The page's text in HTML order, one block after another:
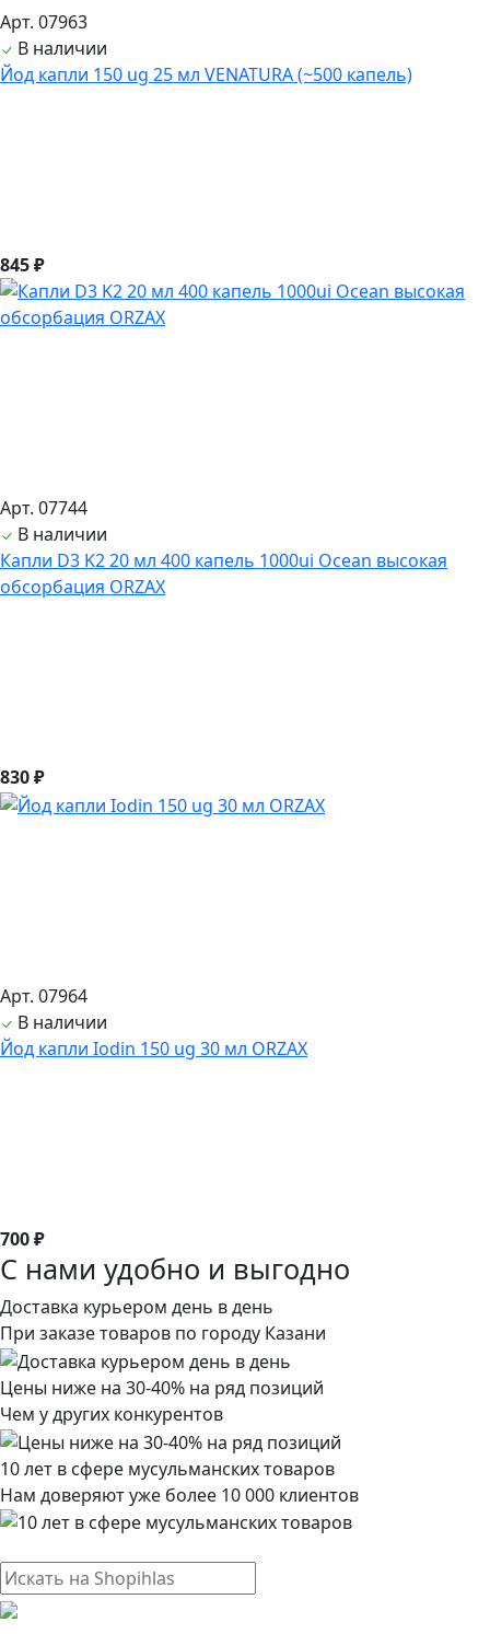
Арт. 07963
В наличии
Йод капли 150 ug 25 мл VENATURA (~500 капель)
845 ₽
Арт. 07744
В наличии
Капли D3 K2 20 мл 400 капель 1000ui Ocean высокая
обсорбация ORZAX
830 ₽
Арт. 07964
В наличии
Йод капли Iodin 150 ug 30 мл ORZAX
700 ₽
С нами удобно и выгодно
Доставка курьером день в день
При заказе товаров по городу Казани
Цены ниже на 30-40% на ряд позиций
Чем у других конкурентов
10 лет в сфере мусульманских товаров
Нам доверяют уже более 10 000 клиентов